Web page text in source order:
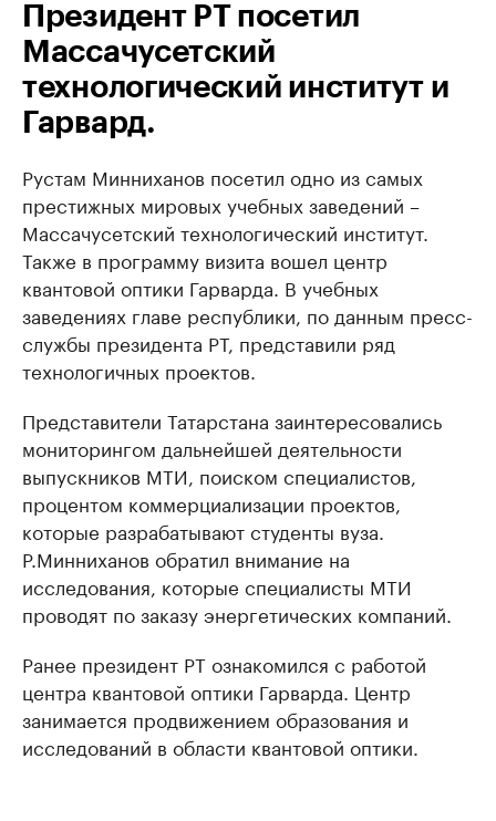
Президент РТ посетил
Массачусетский
технологический институт и
Гарвард.
Рустам Минниханов посетил одно из самых
престижных мировых учебных заведений –
Массачусетский технологический институт.
Также в программу визита вошел центр
квантовой оптики Гарварда. В учебных
заведениях главе республики, по данным пресс-
службы президента РТ, представили ряд
технологичных проектов.
Представители Татарстана заинтересовались
мониторингом дальнейшей деятельности
выпускников МТИ, поиском специалистов,
процентом коммерциализации проектов,
которые разрабатывают студенты вуза.
Р.Минниханов обратил внимание на
исследования, которые специалисты МТИ
проводят по заказу энергетических компаний.
Ранее президент РТ ознакомился с работой
центра квантовой оптики Гарварда. Центр
занимается продвижением образования и
исследований в области квантовой оптики.